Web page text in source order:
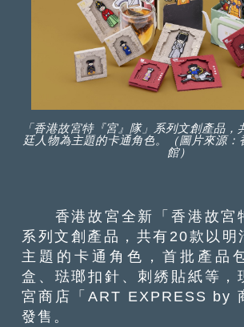
「香港故宮特『宮』隊」系列文創產品
廷人物為主題的卡通角色。（圖片來源：
館）
香港故宮全新「香港故宮
系列文創產品，共有20款以明
主題的卡通角色，首批產品
盒、琺瑯扣針、刺綉貼紙等，
宮商店「ART EXPRESS by
發售。